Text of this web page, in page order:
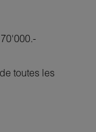
toutes les